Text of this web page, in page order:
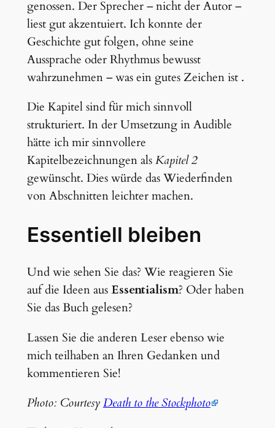
genossen. Der Sprecher – nicht der Autor –
liest gut akzentuiert. Ich konnte der
Geschichte gut folgen, ohne seine
Aussprache oder Rhythmus bewusst
wahrzunehmen – was ein gutes Zeichen ist .
Die Kapitel sind für mich sinnvoll
strukturiert. In der Umsetzung in Audible
hätte ich mir sinnvollere
Kapitelbezeichnungen alsKapitel 2
gewünscht. Dies würde das Wiederfinden
von Abschnitten leichter machen.
Essentiell bleiben
Und wie sehen Sie das? Wie reagieren Sie
auf die Ideen ausEssentialism? Oder haben
Sie das Buch gelesen?
Lassen Sie die anderen Leser ebenso wie
mich teilhaben an Ihren Gedanken und
kommentieren Sie!
Photo: CourtesyDeath to the Stockphoto